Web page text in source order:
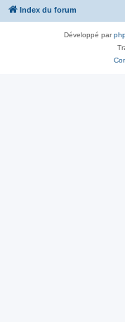
Index du forum
Développé par